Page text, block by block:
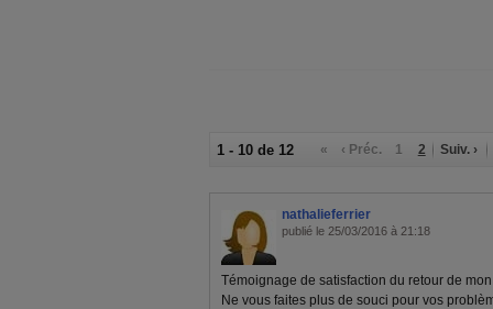
1 - 10 de 12 « ‹ Préc. 1 2 Suiv. ›
nathalieferrier
publié le 25/03/2016 à 21:18
Témoignage de satisfaction du retour de
Ne vous faites plus de souci pour vos